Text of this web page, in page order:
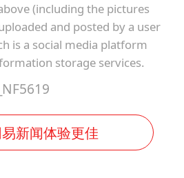
(including the pictures
and posted by a user
is a social media platform
storage services.
新闻体验更佳